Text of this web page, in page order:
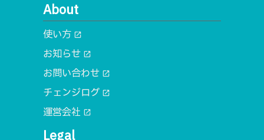
About
使い方 open_in_new
お知らせ open_in_new
お問い合わせ open_in_new
チェンジログ open_in_new
運営会社 open_in_new